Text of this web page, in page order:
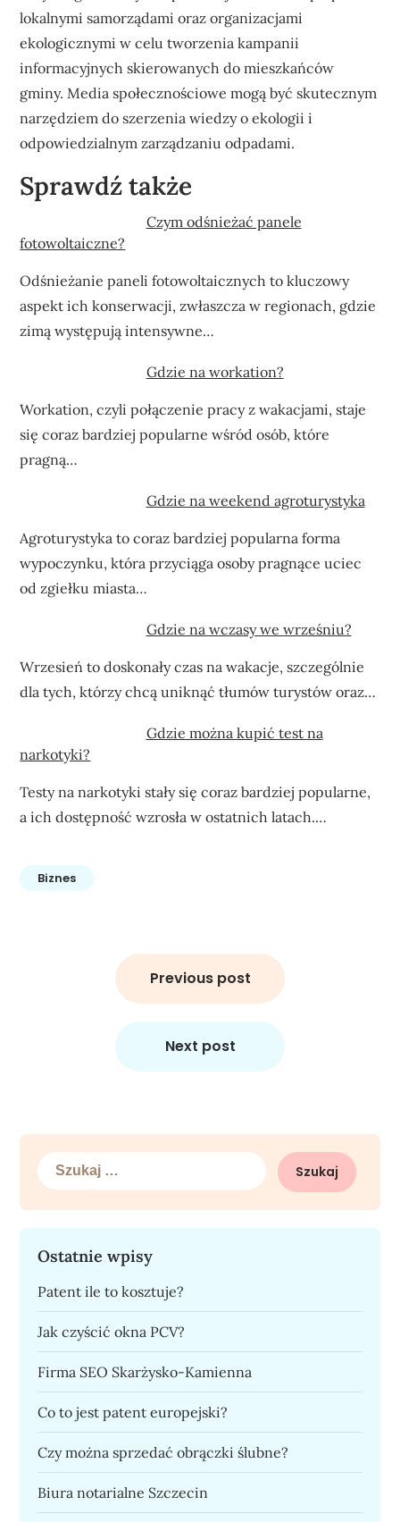
lokalnymi samorządami oraz organizacjami
ekologicznymi w celu tworzenia kampanii
informacyjnych skierowanych do mieszkańców
gminy. Media społecznościowe mogą być skutecznym
narzędziem do szerzenia wiedzy o ekologii i
odpowiedzialnym zarządzaniu odpadami.
Sprawdź także
Czym odśnieżać panele
fotowoltaiczne?
Odśnieżanie paneli fotowoltaicznych to kluczowy
aspekt ich konserwacji, zwłaszcza w regionach, gdzie
zimą występują intensywne…
Gdzie na workation?
Workation, czyli połączenie pracy z wakacjami, staje
się coraz bardziej popularne wśród osób, które
pragną…
Gdzie na weekend agroturystyka
Agroturystyka to coraz bardziej popularna forma
wypoczynku, która przyciąga osoby pragnące uciec
od zgiełku miasta…
Gdzie na wczasy we wrześniu?
Wrzesień to doskonały czas na wakacje, szczególnie
dla tych, którzy chcą uniknąć tłumów turystów oraz…
Gdzie można kupić test na
narkotyki?
Testy na narkotyki stały się coraz bardziej popularne,
a ich dostępność wzrosła w ostatnich latach.…
Biznes
Previous post
Next post
Szukaj:
Ostatnie wpisy
Patent ile to kosztuje?
Jak czyścić okna PCV?
Firma SEO Skarżysko-Kamienna
Co to jest patent europejski?
Czy można sprzedać obrączki ślubne?
Biura notarialne Szczecin